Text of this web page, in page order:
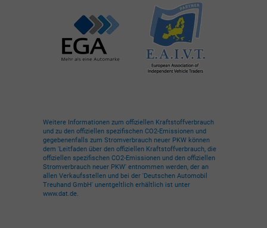
Weitere Informationen zum offiziellen Kraftstoffverbrauch
und zu den offiziellen spezifischen CO2-Emissionen und
gegebenenfalls zum Stromverbrauch neuer PKW können
dem 'Leitfaden über den offiziellen Kraftstoffverbrauch, die
offiziellen spezifischen CO2-Emissionen und den offiziellen
Stromverbrauch neuer PKW' entnommen werden, der an
allen Verkaufsstellen und bei der 'Deutschen Automobil
Treuhand GmbH' unentgeltlich erhältlich ist unter
www.dat.de.